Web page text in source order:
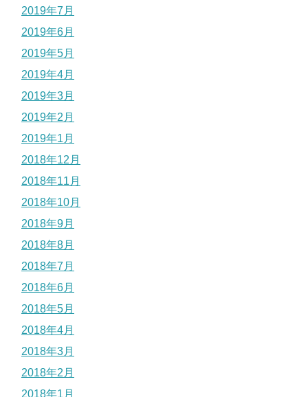
2019年7月
2019年6月
2019年5月
2019年4月
2019年3月
2019年2月
2019年1月
2018年12月
2018年11月
2018年10月
2018年9月
2018年8月
2018年7月
2018年6月
2018年5月
2018年4月
2018年3月
2018年2月
2018年1月